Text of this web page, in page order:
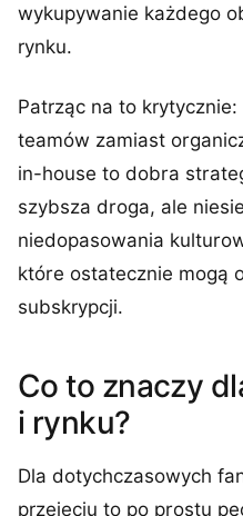
wykupywanie każdego
rynku.
Patrząc na to
teamów zamiast
in-house to dobra
szybsza droga, ale
niedopasowania
które ostatecznie mogą
subskrypcji.
Co to znaczy
i rynku?
Dla dotychczasowych
przejęciu to po prostu